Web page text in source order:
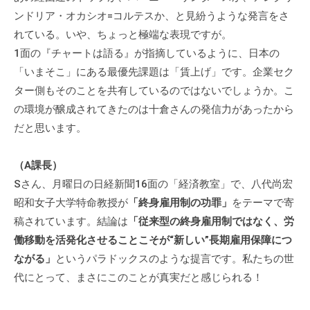
ンドリア・オカシオ=コルテスか、と見紛うような発言をさ
れている。いや、ちょっと極端な表現ですが。
1面の『チャートは語る』が指摘しているように、日本の
「いまそこ」にある最優先課題は「賃上げ」です。企業セク
ター側もそのことを共有しているのではないでしょうか。こ
の環境が醸成されてきたのは十倉さんの発信力があったから
だと思います。
（A課長）
Sさん、月曜日の日経新聞16面の「経済教室」で、八代尚宏
昭和女子大学特命教授が 「終身雇用制の功罪」 をテーマで寄
稿されています。結論は 「従来型の終身雇用制ではなく、労
働移動を活発化させることこそが“新しい”長期雇用保障につ
ながる」 というパラドックスのような提言です。私たちの世
代にとって、まさにこのことが真実だと感じられる！